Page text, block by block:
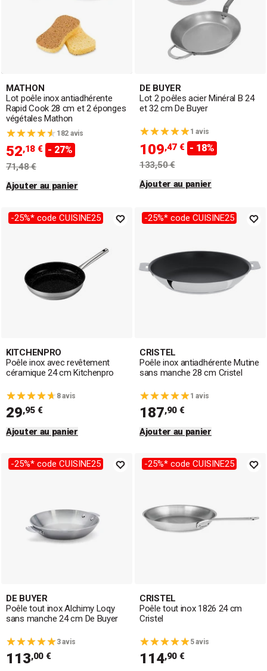
MATHON
Lot poêle inox antiadhérente
Rapid Cook 28 cm et 2 éponges
végétales Mathon
182 avis
52,18 € - 27%
71,48 €
Ajouter au panier
DE BUYER
Lot 2 poêles acier Minéral B 24
et 32 cm De Buyer
1 avis
109,47 € - 18%
133,50 €
Ajouter au panier
-25%* code CUISINE25
KITCHENPRO
Poêle inox avec revêtement
céramique 24 cm Kitchenpro
8 avis
29,95 €
Ajouter au panier
-25%* code CUISINE25
CRISTEL
Poêle inox antiadhérente Mutine
sans manche 28 cm Cristel
1 avis
187,90 €
Ajouter au panier
-25%* code CUISINE25
DE BUYER
Poêle tout inox Alchimy Loqy
sans manche 24 cm De Buyer
3 avis
113,00 €
-25%* code CUISINE25
CRISTEL
Poêle tout inox 1826 24 cm
Cristel
5 avis
114,90 €